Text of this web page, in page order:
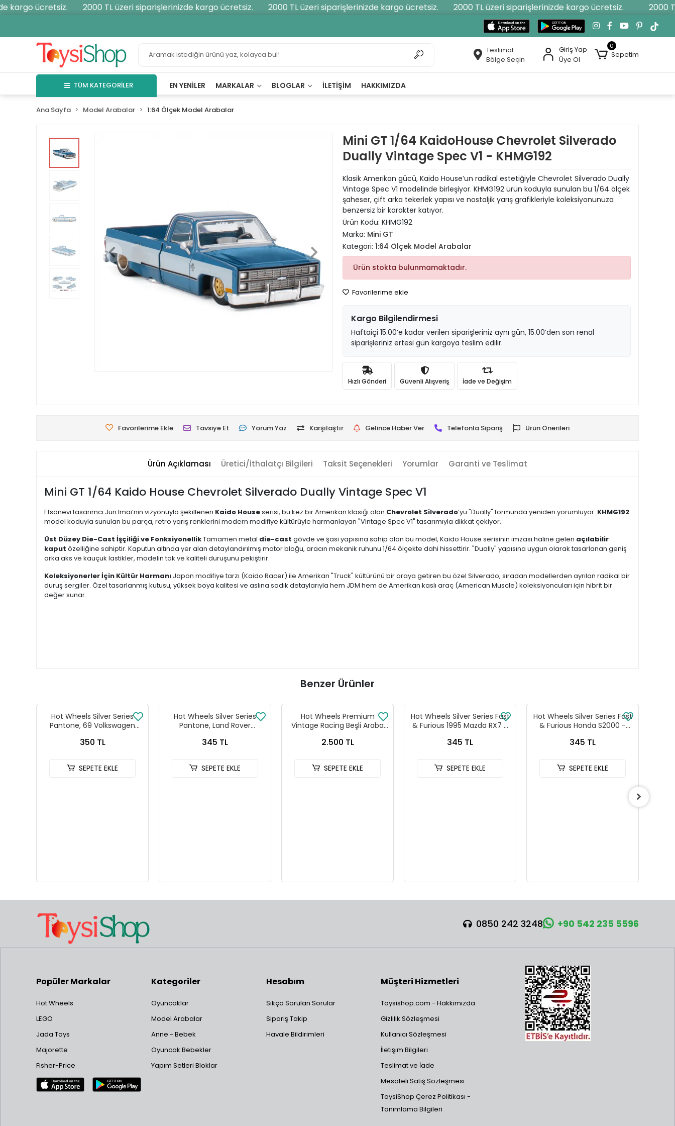
kargo ücretsiz. 2000 TL üzeri siparişlerinizde kargo ücretsiz. 2000 TL üzeri siparişlerinizde kargo ücretsiz. 2000 TL üzeri siparişlerinizde kargo ücretsiz. 2000
Teslimat
Bölge Seçin
Giriş Yap
Üye Ol
0
Sepetim
TÜM KATEGORİLER EN YENILER MARKALAR BLOGLAR İLETIŞIM HAKKIMIZDA
Ana Sayfa Model Arabalar 1:64 Ölçek Model Arabalar
Mini GT 1/64 KaidoHouse Chevrolet Silverado
Dually Vintage Spec V1 - KHMG192
Klasik Amerikan gücü, Kaido House’un radikal estetiğiyle Chevrolet Silverado Dually
Vintage Spec V1 modelinde birleşiyor. KHMG192 ürün koduyla sunulan bu 1/64 ölçek
şaheser, çift arka tekerlek yapısı ve nostaljik yarış grafikleriyle koleksiyonunuza
benzersiz bir karakter katıyor.
Ürün Kodu: KHMG192
Marka: Mini GT
Kategori: 1:64 Ölçek Model Arabalar
Ürün stokta bulunmamaktadır.
Favorilerime ekle
Kargo Bilgilendirmesi
Haftaiçi 15.00’e kadar verilen siparişleriniz aynı gün, 15.00’den son renal
siparişleriniz ertesi gün kargoya teslim edilir.
Hızlı Gönderi Güvenli Alışveriş İade ve Değişim
Favorilerime Ekle Tavsiye Et Yorum Yaz Karşılaştır Gelince Haber Ver Telefonla Sipariş Ürün Önerileri
Ürün Açıklaması Üretici/İthalatçı Bilgileri Taksit Seçenekleri Yorumlar Garanti ve Teslimat
Mini GT 1/64 Kaido House Chevrolet Silverado Dually Vintage Spec V1
Efsanevi tasarımcı Jun Imai’nin vizyonuyla şekillenen Kaido Houseserisi, bu kez bir Amerikan klasiği olan Chevrolet Silverado’yu "Dually" formunda yeniden yorumluyor. KHMG192
model koduyla sunulan bu parça, retro yarış renklerini modern modifiye kültürüyle harmanlayan "Vintage Spec V1" tasarımıyla dikkat çekiyor.
Üst Düzey Die-Cast İşçiliği ve FonksiyonellikTamamen metal die-cast gövde ve şasi yapısına sahip olan bu model, Kaido House serisinin imzası haline gelen açılabilir
kaput özelliğine sahiptir. Kaputun altında yer alan detaylandırılmış motor bloğu, aracın mekanik ruhunu 1/64 ölçekte dahi hissettirir. "Dually" yapısına uygun olarak tasarlanan geniş
arka aks ve kauçuk lastikler, modelin tok ve kaliteli duruşunu pekiştirir.
Koleksiyonerler İçin Kültür Harmanı Japon modifiye tarzı (Kaido Racer) ile Amerikan "Truck" kültürünü bir araya getiren bu özel Silverado, sıradan modellerden ayrılan radikal bir
duruş sergiler. Özel tasarlanmış kutusu, yüksek boya kalitesi ve aslına sadık detaylarıyla hem JDM hem de Amerikan kaslı araç (American Muscle) koleksiyoncuları için hibrit bir
değer sunar.
Benzer Ürünler
Hot Wheels Silver Series
Pantone, 69 Volkswagen
350 TL
SEPETE EKLE
Hot Wheels Silver Series
Pantone, Land Rover
345 TL
SEPETE EKLE
Hot Wheels Premium
Vintage Racing Beşli Araba
2.500 TL
SEPETE EKLE
Hot Wheels Silver Series Fast
& Furious 1995 Mazda RX7 -
345 TL
SEPETE EKLE
Hot Wheels Silver Series Fast
& Furious Honda S2000 -
345 TL
SEPETE EKLE
0850 242 3248 +90 542 235 5596
Popüler Markalar
Hot Wheels
LEGO
Jada Toys
Majorette
Fisher-Price
Kategoriler
Oyuncaklar
Model Arabalar
Anne - Bebek
Oyuncak Bebekler
Yapım Setleri Bloklar
Hesabım
Sıkça Sorulan Sorular
Sipariş Takip
Havale Bildirimleri
Müşteri Hizmetleri
Toysishop.com - Hakkımızda
Gizlilik Sözleşmesi
Kullanıcı Sözleşmesi
İletişim Bilgileri
Teslimat ve İade
Mesafeli Satış Sözleşmesi
ToysiShop Çerez Politikası -
Tanımlama Bilgileri